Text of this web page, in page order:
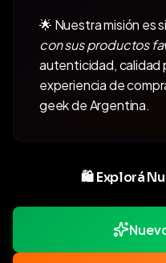
🌟 Nuestra misión es
con sus productos
autenticidad, calidad
experiencia de
geek de Argentina.
🛍️ Explorá